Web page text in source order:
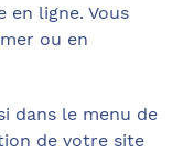
en ligne. Vous
ou en
dans le menu de
de votre site